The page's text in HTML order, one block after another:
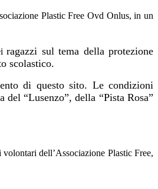
Plastic Free Ovd Onlus, in un
ragazzi sul tema della protezione
scolastico.
di questo sito. Le condizioni
“Lusenzo”, della “Pista Rosa”
dell’Associazione Plastic Free,